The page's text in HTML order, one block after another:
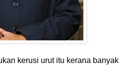
kerusi urut itu kerana banyak